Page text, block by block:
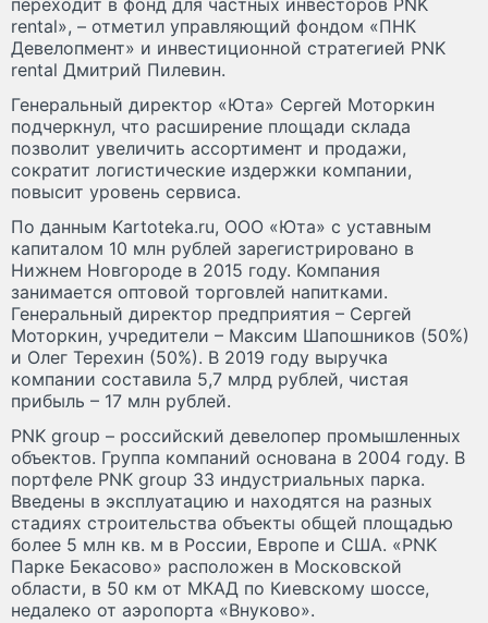
переходит в фонд для частных инвесторов PNK
rental», – отметил управляющий фондом «ПНК
Девелопмент» и инвестиционной стратегией PNK
rental Дмитрий Пилевин.
Генеральный директор «Юта» Сергей Моторкин
подчеркнул, что расширение площади склада
позволит увеличить ассортимент и продажи,
сократит логистические издержки компании,
повысит уровень сервиса.
По данным Kartoteka.ru, ООО «Юта» с уставным
капиталом 10 млн рублей зарегистрировано в
Нижнем Новгороде в 2015 году. Компания
занимается оптовой торговлей напитками.
Генеральный директор предприятия – Сергей
Моторкин, учредители – Максим Шапошников (50%)
и Олег Терехин (50%). В 2019 году выручка
компании составила 5,7 млрд рублей, чистая
прибыль – 17 млн рублей.
PNK group – российский девелопер промышленных
объектов. Группа компаний основана в 2004 году. В
портфеле PNK group 33 индустриальных парка.
Введены в эксплуатацию и находятся на разных
стадиях строительства объекты общей площадью
более 5 млн кв. м в России, Европе и США. «PNK
Парке Бекасово» расположен в Московской
области, в 50 км от МКАД по Киевскому шоссе,
недалеко от аэропорта «Внуково».